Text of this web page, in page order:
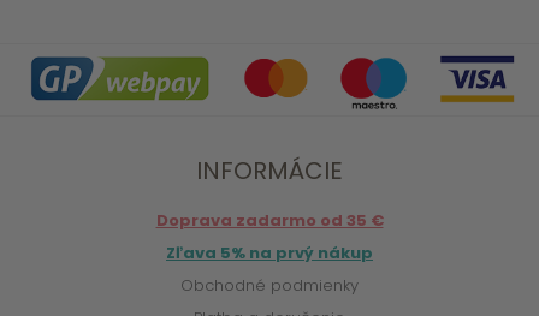
INFORMÁCIE
Doprava zadarmo od 35 €
Zľava 5% na prvý nákup
Obchodné podmienky